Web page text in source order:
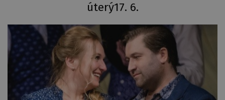
17. 6.
úterý